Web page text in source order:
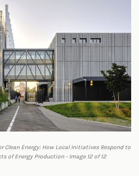
Clean Energy: How Local Initiatives Respond to
of Energy Production - Image 12 of 12